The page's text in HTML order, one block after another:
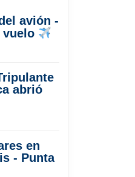
avión -
vuelo
abrió
en
- Punta